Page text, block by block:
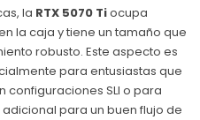
la RTX 5070 Tiocupa
la caja y tiene un tamaño que
robusto. Este aspecto es
para entusiastas que
configuraciones SLI o para
para un buen flujo de